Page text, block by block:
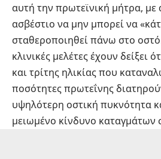
αυτή την πρωτεϊνική μήτρα, με
ασβέστιο να μην μπορεί να
σταθεροποιηθεί πάνω στο
κλινικές μελέτες έχουν δείξει
και τρίτης ηλικίας που
ποσότητες πρωτεΐνης
υψηλότερη οστική πυκνότητα
μειωμένο κίνδυνο καταγμάτων